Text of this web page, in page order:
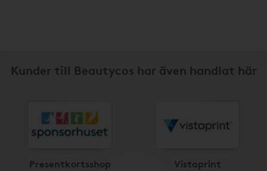
Kunder till Beautycos har även handlat här
Presentkortsshop Vistaprint